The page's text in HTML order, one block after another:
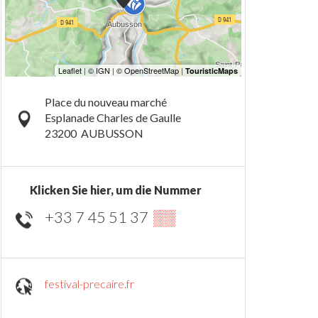
Place du nouveau marché
Esplanade Charles de Gaulle
23200 AUBUSSON
Klicken Sie hier, um die Nummer
+33 7 45 51 37 ▒▒
festival-precaire.fr